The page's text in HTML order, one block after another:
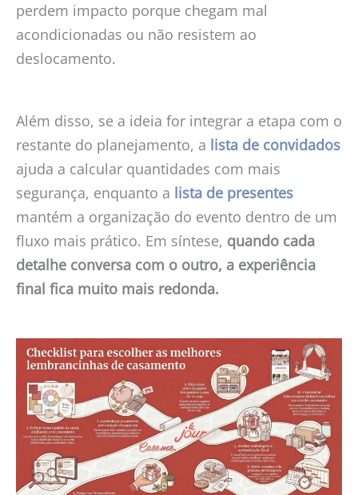
perdem impacto porque chegam mal
acondicionadas ou não resistem ao
deslocamento.
Além disso, se a ideia for integrar a etapa com o
restante do planejamento, a lista de convidados
ajuda a calcular quantidades com mais
segurança, enquanto a lista de presentes
mantém a organização do evento dentro de um
fluxo mais prático. Em síntese, quando cada
detalhe conversa com o outro, a experiência
final fica muito mais redonda.